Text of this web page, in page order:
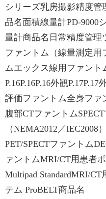
シリーズ乳房撮影精度
品名面積線量計PD-9000
量計商品名日常精度管理
ファントム（線量測定用
ムエックス線用ファント
P.16P.16P.16外観P.17P.17
評価ファントム全身ファ
腹部CTファントム
（NEMA2012／IEC2008
PET/SPECTファントム
ァントムMRI/CT用患者
Multipad StandardMRI/
テム ProBELT商品名